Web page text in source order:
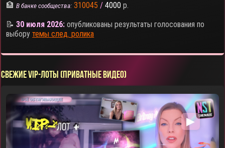
🏦В банке сообщества: 310045 / 4000 р.
📝30 июля 2026: опубликованы результаты голосования по
выборутемы след. ролика
СВЕЖИЕ VIP-ЛОТЫ (ПРИВАТНЫЕ ВИДЕО)
▶